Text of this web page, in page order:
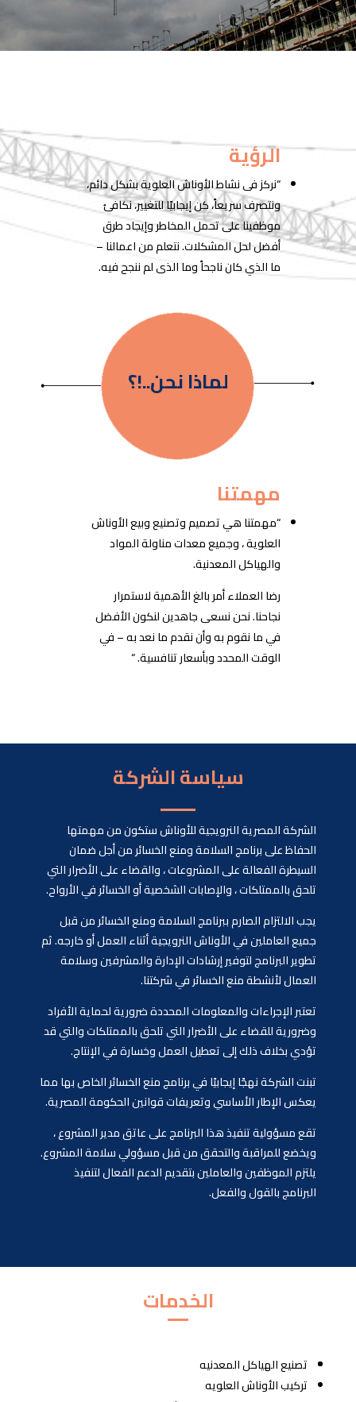
الرؤية
“نركز فى نشاط الأوناش العلوية بشكل دائم،
ونتصرف سريعاً، كن إيجابيًا للتغيير، نكافئ
موظفينا على تحمل المخاطر وإيجاد طرق
أفضل لحل المشكلات. نتعلم من اعمالنا –
ما الذي كان ناجحاً وما الذى لم ننجح فيه.
لماذا نحن..!؟
مهمتنا
“مهمتنا هي تصميم وتصنيع وبيع الأوناش
العلوية ، وجميع معدات مناولة المواد
والهياكل المعدنية.
رضا العملاء أمر بالغ الأهمية لاستمرار
نجاحنا. نحن نسعى جاهدين لنكون الأفضل
في ما نقوم به وأن نقدم ما نعد به – في
الوقت المحدد وبأسعار تنافسية. “
سياسة الشركة
الشركة المصرية النرويجية للأوناش ستكون من مهمتها
الحفاظ على برنامج السلامة ومنع الخسائر من أجل ضمان
السيطرة الفعالة على المشروعات ، والقضاء على الأضرار التي
تلحق بالممتلكات ، والإصابات الشخصية أو الخسائر في الأرواح.
يجب الالتزام الصارم ببرنامج السلامة ومنع الخسائر من قبل
جميع العاملين في الأوناش النرويجية أثناء العمل أو خارجه. ثم
تطوير البرنامج لتوفير إرشادات الإدارة والمشرفين وسلامة
العمال لأنشطة منع الخسائر في شركتنا.
تعتبر الإجراءات والمعلومات المحددة ضرورية لحماية الأفراد
وضرورية للقضاء على الأضرار التي تلحق بالممتلكات والتي قد
تؤدي بخلاف ذلك إلى تعطيل العمل وخسارة في الإنتاج.
تبنت الشركة نهجًا إيجابيًا في برنامج منع الخسائر الخاص بها مما
يعكس الإطار الأساسي وتعريفات قوانين الحكومة المصرية.
تقع مسؤولية تنفيذ هذا البرنامج على عاتق مدير المشروع ،
ويخضع للمراقبة والتحقق من قبل مسؤولي سلامة المشروع.
يلتزم الموظفين والعاملين بتقديم الدعم الفعال لتنفيذ
البرنامج بالقول والفعل.
الخدمات
تصنيع الهياكل المعدنيه
تركيب الأوناش العلويه